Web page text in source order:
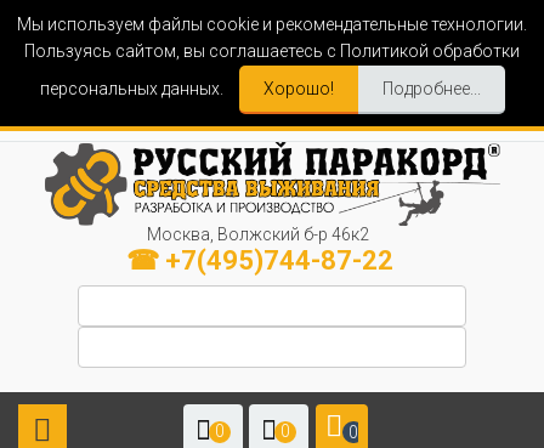
Мы используем файлы cookie и рекомендательные технологии.
Пользуясь сайтом, вы соглашаетесь с Политикой обработки
персональных данных.
Хорошо! Подробнее...
Москва, Волжский б-р 46к2
☎ +7(495)744-87-22
0 0 0